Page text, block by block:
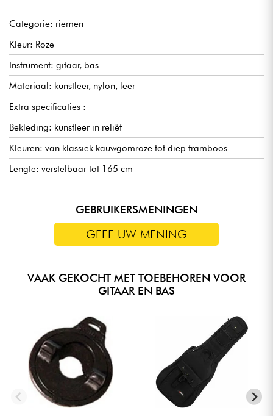
Categorie: riemen
Kleur: Roze
Instrument: gitaar, bas
Materiaal: kunstleer, nylon, leer
Extra specificaties :
Bekleding: kunstleer in reliëf
Kleuren: van klassiek kauwgomroze tot diep framboos
Lengte: verstelbaar tot 165 cm
GEBRUIKERSMENINGEN
GEEF UW MENING
VAAK GEKOCHT MET TOEBEHOREN VOOR
GITAAR EN BAS